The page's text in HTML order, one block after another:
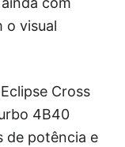
o visual
Cross
4B40
de potência e